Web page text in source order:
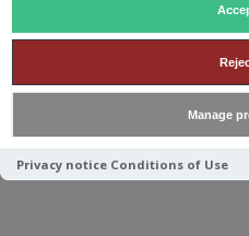
Manage
Privacy notice Conditions of Use
KILKERRAN